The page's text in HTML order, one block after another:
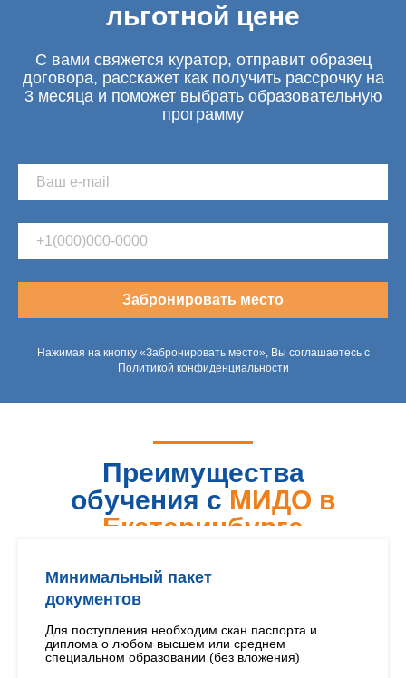
льготной цене
С вами свяжется куратор, отправит образец
договора, расскажет как получить рассрочку на
3 месяца и поможет выбрать образовательную
программу
Забронировать место
Нажимая на кнопку «Забронировать место», Вы соглашаетесь с
Политикой конфиденциальности
Преимущества
обучения с МИДО в
Екатеринбурге
Минимальный пакет
документов
Для поступления необходим скан паспорта и
диплома о любом высшем или среднем
специальном образовании (без вложения)